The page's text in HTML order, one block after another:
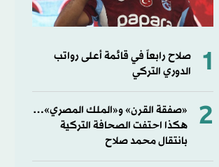
1
صلاح رابعاً في قائمة أعلى رواتب
الدوري التركي
2
«صفقة القرن» و«الملك المصري»…
هكذا احتفت الصحافة التركية
بانتقال محمد صلاح